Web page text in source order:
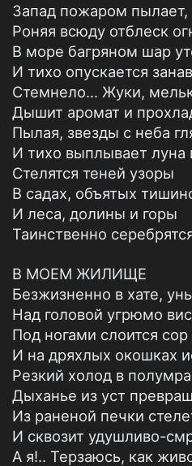
Запад пожаром пылает,
Роняя всюду отблеск
В море багряном шар
И тихо опускается
Стемнело... Жуки,
Дышит аромат и
Пылая, звезды с неба
И тихо выплывает луна
Стелятся теней узоры
В садах, объятых
И леса, долины и горы
Таинственно
В МОЕМ ЖИЛИЩЕ
Безжизненно в хате,
Над головой угрюмо
Под ногами слоится
И на дряхлых окошках
Резкий холод в
Дыханье из уст
Из раненой печки
И сквозит удушливо-
А я!.. Терзаюсь, как